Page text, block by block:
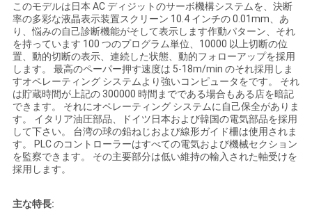
このモデルは日本 AC ディジットのサーボ機構システムを、決断
率の多彩な液晶表示装置スクリーン 10.4 インチの 0.01mm、あ
り、悩みの自己診断機能がそして表示します作動パターン、それ
を持っています 100 つのプログラム単位、10000 以上切断の位
置、動的切断の表示、連続した状態、動的フォローアップを採用
します。 最高のペーパー押す速度は 5-18m/min のそれ採用しま
すオペレーティング システムより強いコンピュータをです。 それ
は貯蔵時間が上記の 300000 時間までである場合もある店を暗記
できます。 それにオペレーティング システムに自己保全がありま
す。 イタリア油圧部品、ドイツ日本および韓国の電気部品を採用
して下さい。 台湾の球の鉛ねじおよび線形ガイド柵は使用されま
す。 PLC のコントローラーはすべての電気および機械セクション
を監察できます。 その主要部分は低い維持の輸入された軸受けを
採用します。
主な特長: